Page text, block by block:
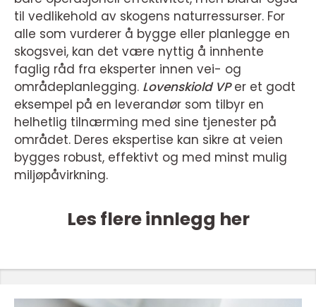
til vedlikehold av skogens naturressurser. For
alle som vurderer å bygge eller planlegge en
skogsvei, kan det være nyttig å innhente
faglig råd fra eksperter innen vei- og
områdeplanlegging. Lovenskiold VPer et godt
eksempel på en leverandør som tilbyr en
helhetlig tilnærming med sine tjenester på
området. Deres ekspertise kan sikre at veien
bygges robust, effektivt og med minst mulig
miljøpåvirkning.
Les flere innlegg her